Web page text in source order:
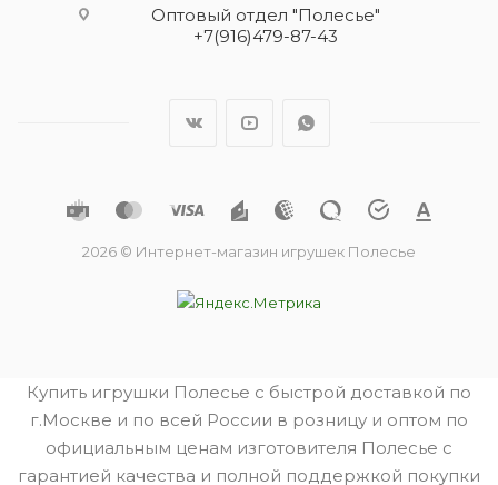
Оптовый отдел "Полесье"
+7(916)479-87-43
2026 © Интернет-магазин игрушек Полесье
Купить игрушки Полесье с быстрой доставкой по
г.Москве и по всей России в розницу и оптом по
официальным ценам изготовителя Полесье с
гарантией качества и полной поддержкой покупки